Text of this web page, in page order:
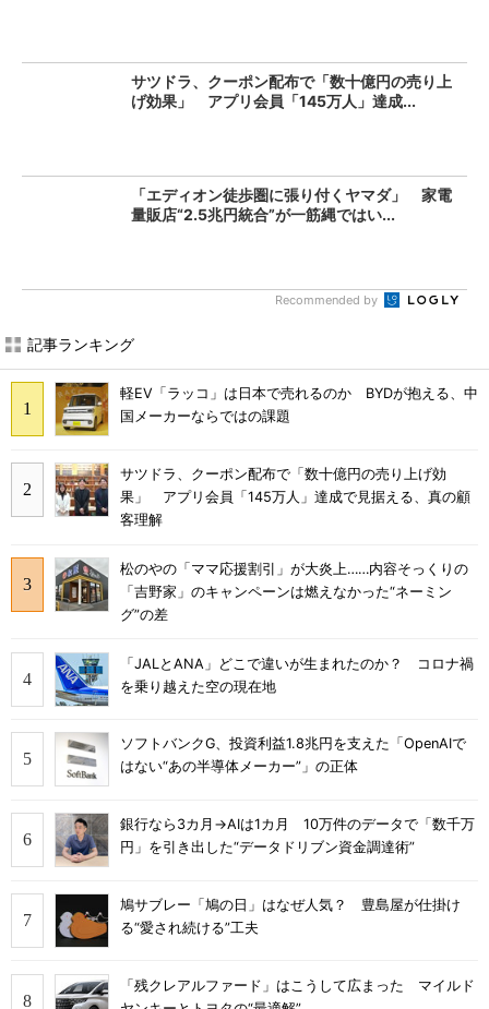
サツドラ、クーポン配布で「数十億円の売り上
げ効果」 アプリ会員「145万人」達成...
「エディオン徒歩圏に張り付くヤマダ」 家電
量販店“2.5兆円統合”が一筋縄ではい...
Recommended by
記事ランキング
軽EV「ラッコ」は日本で売れるのか BYDが抱える、中
国メーカーならではの課題
サツドラ、クーポン配布で「数十億円の売り上げ効
果」 アプリ会員「145万人」達成で見据える、真の顧
客理解
松のやの「ママ応援割引」が大炎上……内容そっくりの
「吉野家」のキャンペーンは燃えなかった“ネーミン
グ”の差
「JALとANA」どこで違いが生まれたのか？ コロナ禍
を乗り越えた空の現在地
ソフトバンクG、投資利益1.8兆円を支えた「OpenAIで
はない“あの半導体メーカー”」の正体
銀行なら3カ月→AIは1カ月 10万件のデータで「数千万
円」を引き出した“データドリブン資金調達術”
鳩サブレー「鳩の日」はなぜ人気？ 豊島屋が仕掛け
る“愛され続ける”工夫
「残クレアルファード」はこうして広まった マイルド